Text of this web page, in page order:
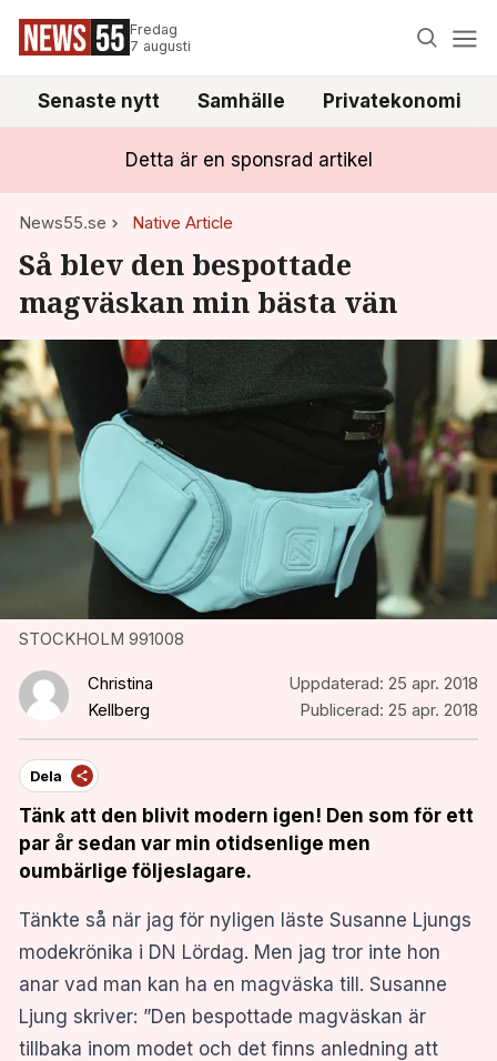
Fredag
7 augusti
Senaste nytt Samhälle Privatekonomi
Detta är en sponsrad artikel
News55.se Native Article
Så blev den bespottade
magväskan min bästa vän
STOCKHOLM 991008
Christina
Kellberg
Uppdaterad: 25 apr. 2018
Publicerad: 25 apr. 2018
Dela
Tänk att den blivit modern igen! Den som för ett
par år sedan var min otidsenlige men
oumbärlige följeslagare.
Tänkte så när jag för nyligen läste Susanne Ljungs
modekrönika i DN Lördag. Men jag tror inte hon
anar vad man kan ha en magväska till. Susanne
Ljung skriver: ”Den bespottade magväskan är
tillbaka inom modet och det finns anledning att